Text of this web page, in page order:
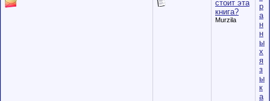
стоит эта
книга?
Murzila
р
а
н
н
ы
х
я
з
ы
к
а